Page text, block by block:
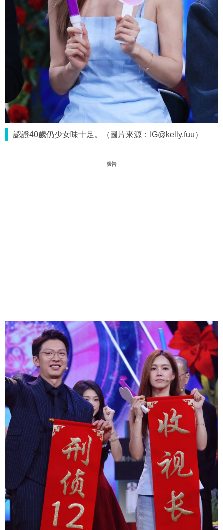
認證40歲仍少女味十足。（圖片來源：IG@kelly.fuu）
廣告